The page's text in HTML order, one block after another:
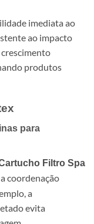
imediata ao
ao impacto
produtos
para
Filtro Spa
coordenação
a
evita